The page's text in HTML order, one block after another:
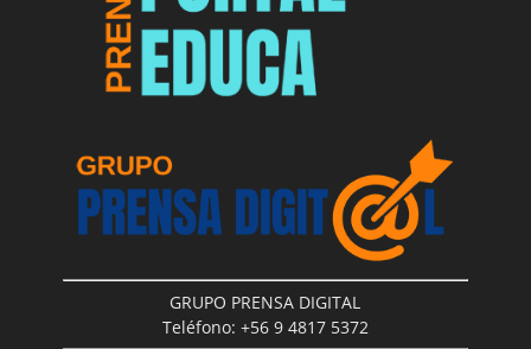
GRUPO PRENSA DIGITAL
Teléfono: +56 9 4817 5372